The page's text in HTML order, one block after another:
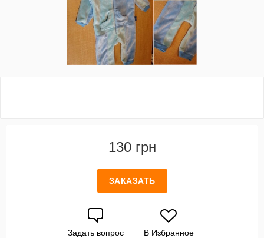
130 грн
ЗАКАЗАТЬ
Задать вопрос В Избранное